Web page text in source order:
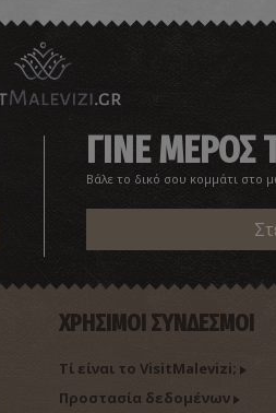
ΓΙΝΕ ΜΕΡΟΣ
Βάλε το δικό σου κομμάτι στο
ΧΡΗΣΙΜΟΙ ΣΥΝΔΕΣΜΟΙ
Τί είναι το VisitMalevizi;
Προστασία δεδομένων